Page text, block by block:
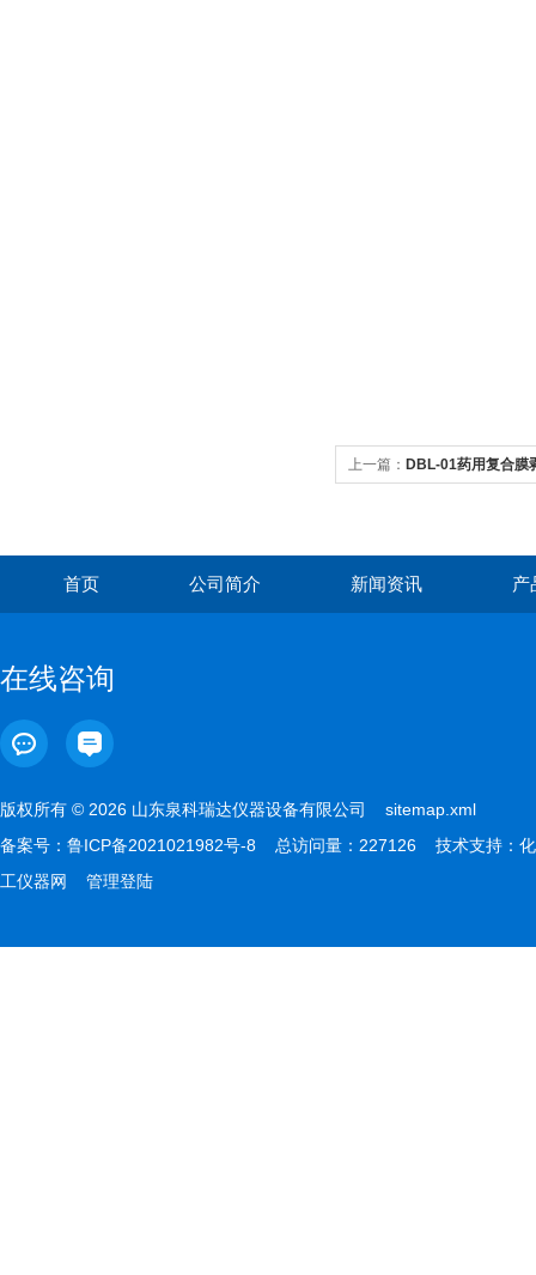
上一篇： DBL-01药用复合膜
首页 公司简介 新闻资讯 产
在线咨询
版权所有 © 2026 山东泉科瑞达仪器设备有限公司 sitemap.xml
备案号： 鲁ICP备2021021982号-8 总访问量：227126 技术支持： 化
工仪器网
管理登陆